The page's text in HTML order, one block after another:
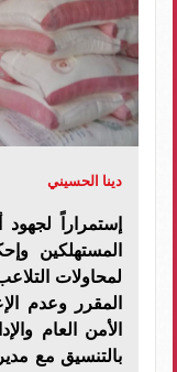
دينا الحسيني
إستمراراً لجهود
المستهلكين
لمحاولات
المقرر وعدم
الأمن العام
بالتنسيق مع